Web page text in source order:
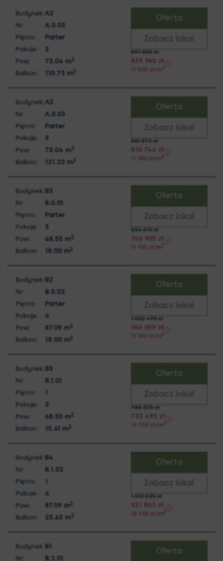
Budynek:
Nr:
Piętro:
Pokoje:
Pow:
Balkon:
A2
A.0.03
Parter
73.04 m
110.73 m
Oferta
Zobacz lokal
891 088 zł
839 960 zł
zł /m
Budynek:
Nr:
Piętro:
Pokoje:
Pow:
Balkon:
A3
A.0.03
Parter
73.04 m
121.22 m
Oferta
Zobacz lokal
861 872 zł
810 744 zł
zł /m
Budynek:
Nr:
Piętro:
Pokoje:
Pow:
Balkon:
B3
B.0.01
Parter
68.55 m
18.00 m
Oferta
Zobacz lokal
836 310 zł
760 905 zł
zł /m
Budynek:
Nr:
Piętro:
Pokoje:
Pow:
Balkon:
B2
B.0.02
Parter
4
87.09 m
18.00 m
Oferta
Zobacz lokal
1 062 498 zł
966 699 zł
zł /m
Budynek:
Nr:
Piętro:
Pokoje:
Pow:
Balkon:
B3
B.1.01
68.55 m
15.61 m
Oferta
Zobacz lokal
788 325 zł
733 485 zł
10 700 zł /m
Budynek:
Nr:
Piętro:
Pokoje:
Pow:
Balkon:
B4
B.1.02
4
87.09 m
23.63 m
Oferta
Zobacz lokal
1 001 535 zł
931 863 zł
10 700 zł /m
Budynek:
Nr:
B1
B.2.01
Oferta